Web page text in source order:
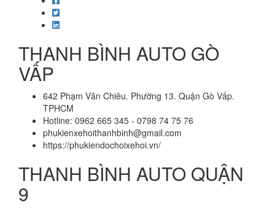
THANH BÌNH AUTO GÒ
VẤP
642 Phạm Văn Chiêu. Phường 13. Quận Gò Vấp.
TPHCM
Hotline: 0962 665 345 - 0798 74 75 76
phukienxehoithanhbinh@gmail.com
https://phukiendochoixehoi.vn/
THANH BÌNH AUTO QUẬN
9